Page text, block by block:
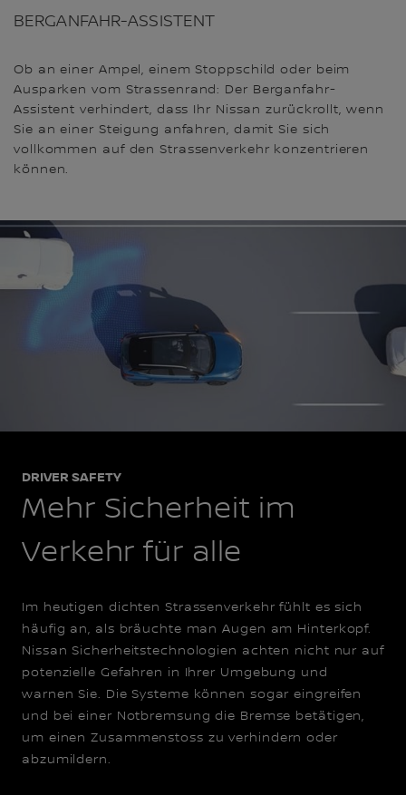
BERGANFAHR-ASSISTENT
Ob an einer Ampel, einem Stoppschild oder beim
Ausparken vom Strassenrand: Der Berganfahr-
Assistent verhindert, dass Ihr Nissan zurückrollt, wenn
Sie an einer Steigung anfahren, damit Sie sich
vollkommen auf den Strassenverkehr konzentrieren
können.
DRIVER SAFETY
Mehr Sicherheit im
Verkehr für alle
Im heutigen dichten Strassenverkehr fühlt es sich
häufig an, als bräuchte man Augen am Hinterkopf.
Nissan Sicherheitstechnologien achten nicht nur auf
potenzielle Gefahren in Ihrer Umgebung und
warnen Sie. Die Systeme können sogar eingreifen
und bei einer Notbremsung die Bremse betätigen,
um einen Zusammenstoss zu verhindern oder
abzumildern.